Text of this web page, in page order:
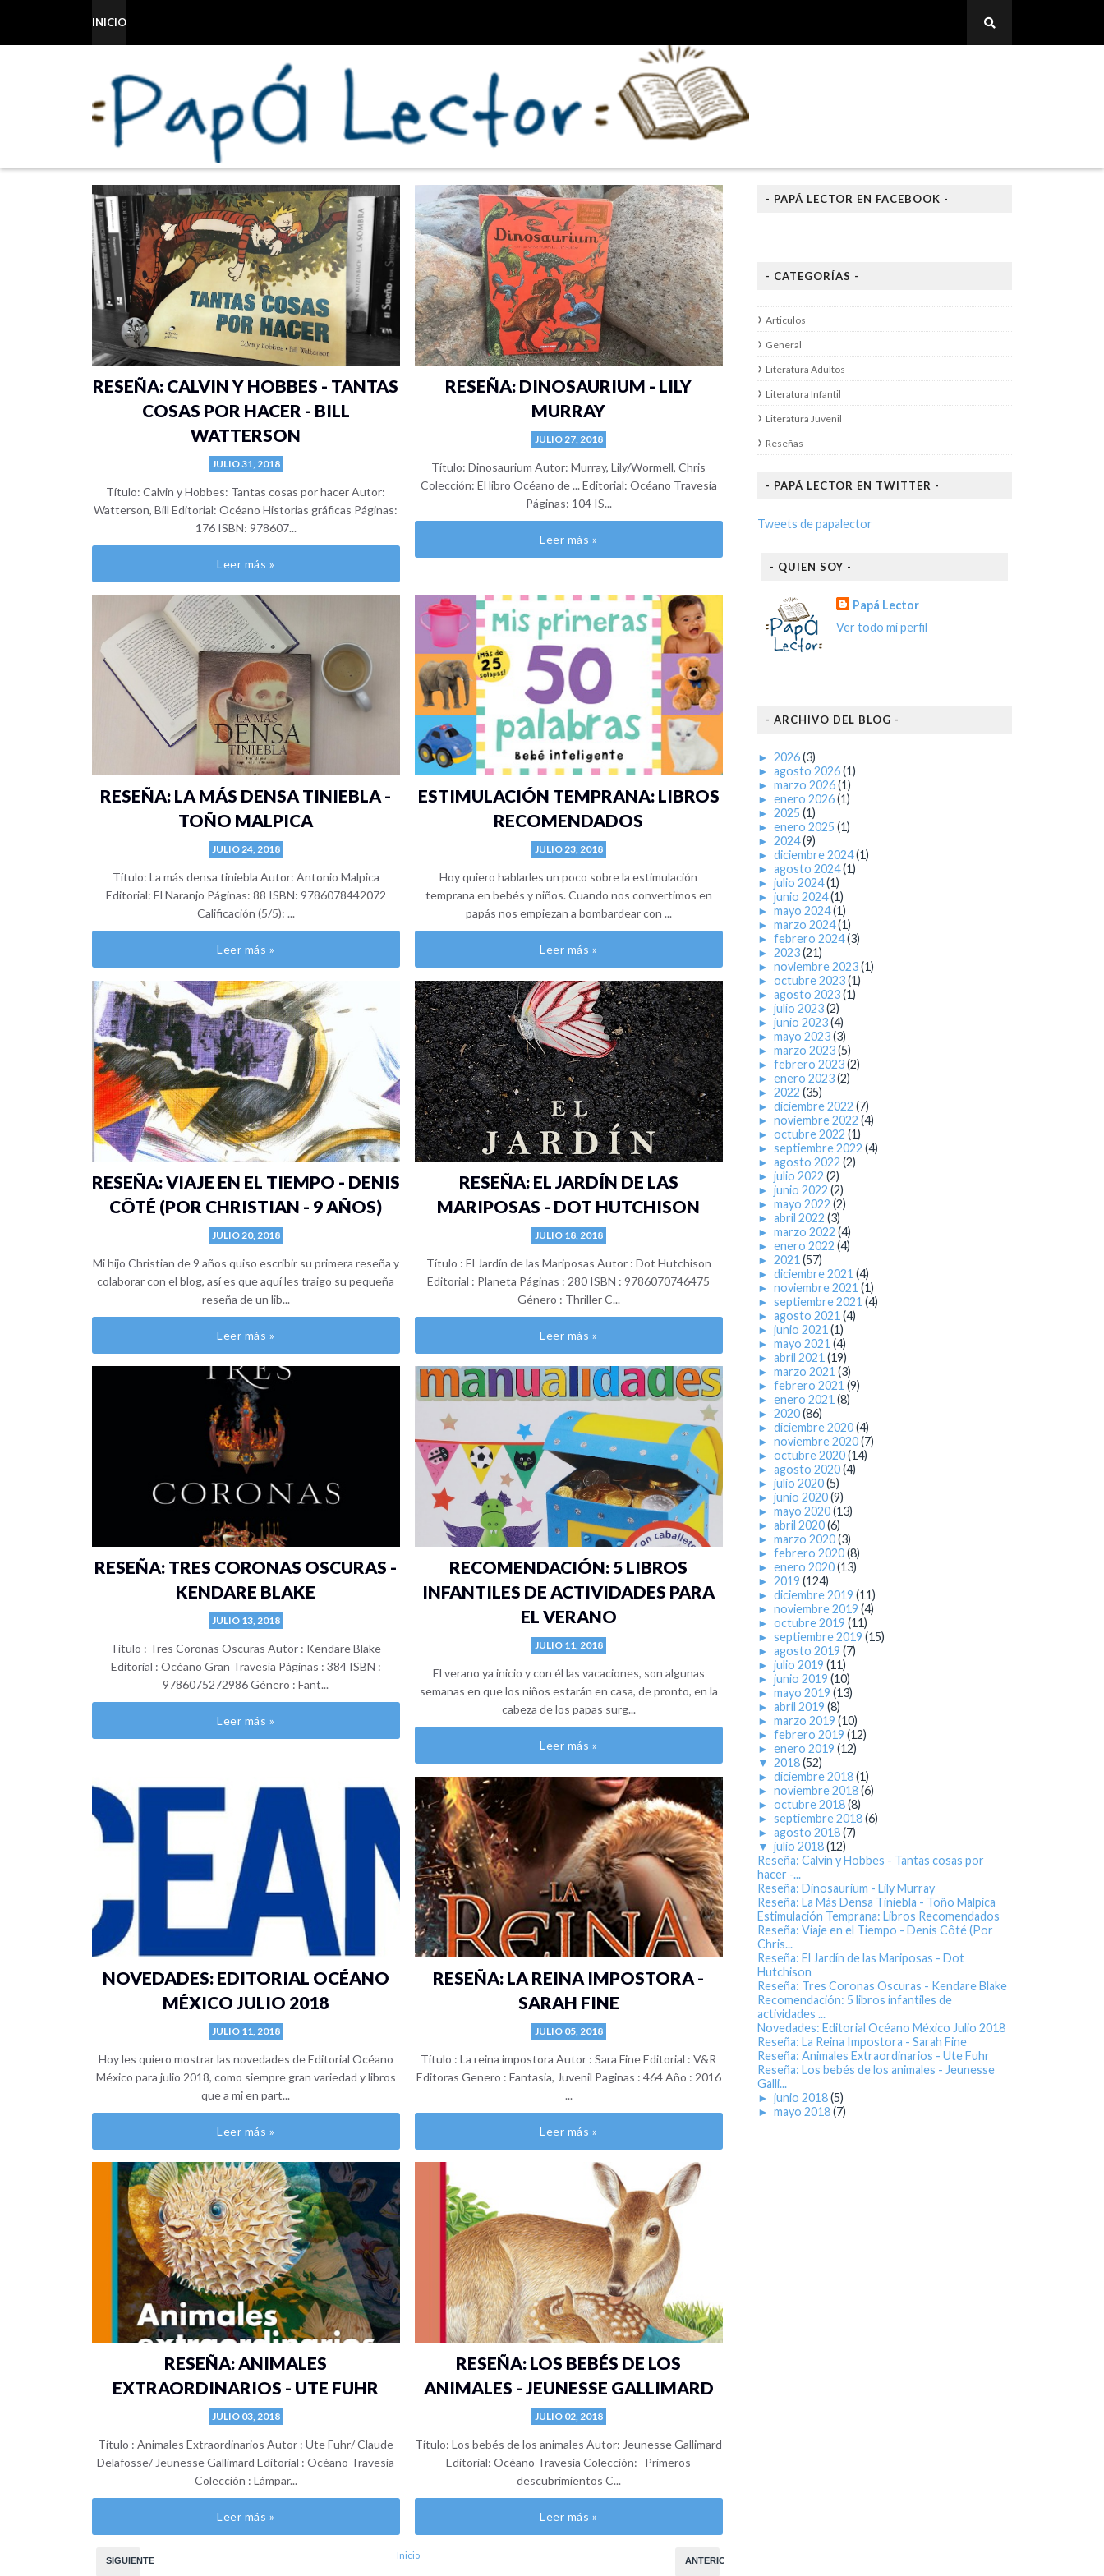
INICIO
RESEÑA: CALVIN Y HOBBES - TANTAS
COSAS POR HACER - BILL
WATTERSON
JULIO 31, 2018
Título: Calvin y Hobbes: Tantas cosas por hacer Autor:
Watterson, Bill Editorial: Océano Historias gráficas Páginas:
176 ISBN: 978607...
Leer más »
RESEÑA: DINOSAURIUM - LILY
MURRAY
JULIO 27, 2018
Título: Dinosaurium Autor: Murray, Lily/Wormell, Chris
Colección: El libro Océano de ... Editorial: Océano Travesía
Páginas: 104 IS...
Leer más »
RESEÑA: LA MÁS DENSA TINIEBLA -
TOÑO MALPICA
JULIO 24, 2018
Título: La más densa tiniebla Autor: Antonio Malpica
Editorial: El Naranjo Páginas: 88 ISBN: 9786078442072
Calificación (5/5): ...
Leer más »
ESTIMULACIÓN TEMPRANA: LIBROS
RECOMENDADOS
JULIO 23, 2018
Hoy quiero hablarles un poco sobre la estimulación
temprana en bebés y niños. Cuando nos convertimos en
papás nos empiezan a bombardear con ...
Leer más »
RESEÑA: VIAJE EN EL TIEMPO - DENIS
CÔTÉ (POR CHRISTIAN - 9 AÑOS)
JULIO 20, 2018
Mi hijo Christian de 9 años quiso escribir su primera reseña y
colaborar con el blog, así es que aquí les traigo su pequeña
reseña de un lib...
Leer más »
RESEÑA: EL JARDÍN DE LAS
MARIPOSAS - DOT HUTCHISON
JULIO 18, 2018
Título : El Jardín de las Mariposas Autor : Dot Hutchison
Editorial : Planeta Páginas : 280 ISBN : 9786070746475
Género : Thriller C...
Leer más »
RESEÑA: TRES CORONAS OSCURAS -
KENDARE BLAKE
JULIO 13, 2018
Título : Tres Coronas Oscuras Autor : Kendare Blake
Editorial : Océano Gran Travesía Páginas : 384 ISBN :
9786075272986 Género : Fant...
Leer más »
RECOMENDACIÓN: 5 LIBROS
INFANTILES DE ACTIVIDADES PARA
EL VERANO
JULIO 11, 2018
El verano ya inicio y con él las vacaciones, son algunas
semanas en que los niños estarán en casa, de pronto, en la
cabeza de los papas surg...
Leer más »
NOVEDADES: EDITORIAL OCÉANO
MÉXICO JULIO 2018
JULIO 11, 2018
Hoy les quiero mostrar las novedades de Editorial Océano
México para julio 2018, como siempre gran variedad y libros
que a mi en part...
Leer más »
RESEÑA: LA REINA IMPOSTORA -
SARAH FINE
JULIO 05, 2018
Título : La reina impostora Autor : Sara Fine Editorial : V&R
Editoras Genero : Fantasia, Juvenil Paginas : 464 Año : 2016
...
Leer más »
RESEÑA: ANIMALES
EXTRAORDINARIOS - UTE FUHR
JULIO 03, 2018
Título : Animales Extraordinarios Autor : Ute Fuhr/ Claude
Delafosse/ Jeunesse Gallimard Editorial : Océano Travesía
Colección : Lámpar...
Leer más »
RESEÑA: LOS BEBÉS DE LOS
ANIMALES - JEUNESSE GALLIMARD
JULIO 02, 2018
Título: Los bebés de los animales Autor: Jeunesse Gallimard
Editorial: Océano Travesía Colección: Primeros
descubrimientos C...
Leer más »
SIGUIENTE ANTERIOR
Inicio
- PAPÁ LECTOR EN FACEBOOK -
- CATEGORÍAS -
Articulos
General
Literatura Adultos
Literatura Infantil
Literatura Juvenil
Reseñas
- PAPÁ LECTOR EN TWITTER -
Tweets de papalector
- QUIEN SOY -
Papá Lector
Ver todo mi perfil
- ARCHIVO DEL BLOG -
► 2026(3)
► agosto 2026(1)
► marzo 2026(1)
► enero 2026(1)
► 2025 (1)
► enero 2025 (1)
► 2024(9)
► diciembre 2024(1)
► agosto 2024(1)
► julio 2024(1)
► junio 2024(1)
► mayo 2024(1)
► marzo 2024(1)
► febrero 2024(3)
► 2023(21)
► noviembre 2023(1)
► octubre 2023(1)
► agosto 2023(1)
► julio 2023(2)
► junio 2023(4)
► mayo 2023(3)
► marzo 2023(5)
► febrero 2023(2)
► enero 2023(2)
► 2022 (35)
► diciembre 2022 (7)
► noviembre 2022 (4)
► octubre 2022 (1)
► septiembre 2022 (4)
► agosto 2022 (2)
► julio 2022 (2)
► junio 2022 (2)
► mayo 2022 (2)
► abril 2022 (3)
► marzo 2022 (4)
► enero 2022 (4)
► 2021 (57)
► diciembre 2021 (4)
► noviembre 2021 (1)
► septiembre 2021 (4)
► agosto 2021 (4)
► junio 2021 (1)
► mayo 2021 (4)
► abril 2021 (19)
► marzo 2021 (3)
► febrero 2021 (9)
► enero 2021 (8)
► 2020(86)
► diciembre 2020(4)
► noviembre 2020(7)
► octubre 2020(14)
► agosto 2020(4)
► julio 2020(5)
► junio 2020(9)
► mayo 2020(13)
► abril 2020(6)
► marzo 2020(3)
► febrero 2020(8)
► enero 2020(13)
► 2019 (124)
► diciembre 2019 (11)
► noviembre 2019 (4)
► octubre 2019 (11)
► septiembre 2019 (15)
► agosto 2019 (7)
► julio 2019 (11)
► junio 2019 (10)
► mayo 2019 (13)
► abril 2019 (8)
► marzo 2019 (10)
► febrero 2019 (12)
► enero 2019 (12)
▼ 2018(52)
► diciembre 2018(1)
► noviembre 2018(6)
► octubre 2018(8)
► septiembre 2018(6)
► agosto 2018(7)
▼ julio 2018(12)
Reseña: Calvin y Hobbes - Tantas cosas por
hacer -...
Reseña: Dinosaurium - Lily Murray
Reseña: La Más Densa Tiniebla - Toño Malpica
Estimulación Temprana: Libros Recomendados
Reseña: Viaje en el Tiempo - Denis Côté (Por
Chris...
Reseña: El Jardín de las Mariposas - Dot
Hutchison
Reseña: Tres Coronas Oscuras - Kendare Blake
Recomendación: 5 libros infantiles de
actividades ...
Novedades: Editorial Océano México Julio 2018
Reseña: La Reina Impostora - Sarah Fine
Reseña: Animales Extraordinarios - Ute Fuhr
Reseña: Los bebés de los animales - Jeunesse
Galli...
► junio 2018(5)
► mayo 2018(7)